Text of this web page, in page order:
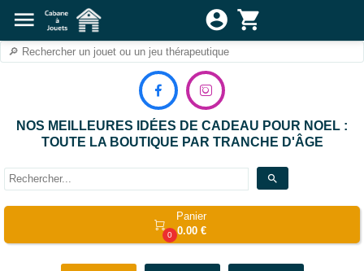
 
NOS MEILLEURES IDÉES DE CADEAU POUR NOEL :
TOUTE LA BOUTIQUE PAR TRANCHE D'ÂGE
search

0
Panier
0.00 €
menu account_circle shopping_cart